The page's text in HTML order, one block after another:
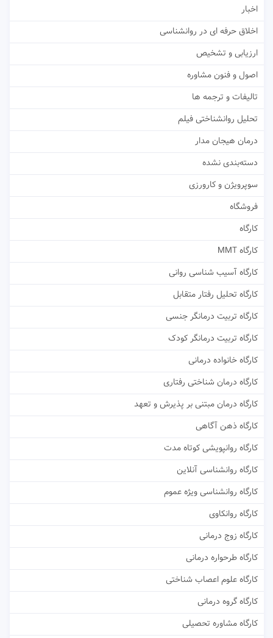
اخبار
اخلاق حرفه ای در روانشناسی
ارزیابی و تشخیص
اصول و فنون مشاوره
تالیفات و ترجمه ها
تحلیل روانشناختی فیلم
درمان هیجان مدار
دسته‌بندی نشده
سوپرویژن و کارورزی
فروشگاه
کارگاه
کارگاه MMT
کارگاه آسیب شناسی روانی
کارگاه تحلیل رفتار متقابل
کارگاه تربیت درمانگر جنسی
کارگاه تربیت درمانگر کودک
کارگاه خانواده درمانی
کارگاه درمان شناختی رفتاری
کارگاه درمان مبتنی بر پذیرش و تعهد
کارگاه ذهن آگاهی
کارگاه روانپویشی کوتاه مدت
کارگاه روانشناسی آنلاین
کارگاه روانشناسی ویژه عموم
کارگاه روانکاوی
کارگاه زوج درمانی
کارگاه طرحواره درمانی
کارگاه علوم اعصاب شناختی
کارگاه گروه درمانی
کارگاه مشاوره تحصیلی